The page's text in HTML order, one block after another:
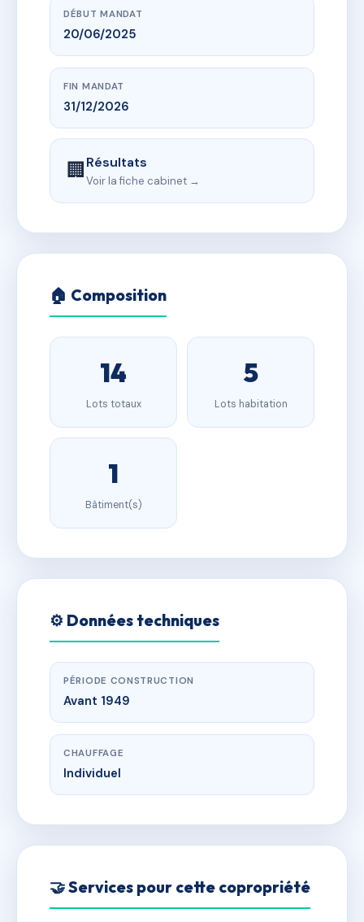
DÉBUT MANDAT
20/06/2025
FIN MANDAT
31/12/2026
🏢Résultats
Voir la fiche cabinet →
🏠 Composition
14
Lots totaux
5
Lots habitation
1
Bâtiment(s)
⚙️ Données techniques
PÉRIODE CONSTRUCTION
Avant 1949
CHAUFFAGE
Individuel
🤝 Services pour cette copropriété